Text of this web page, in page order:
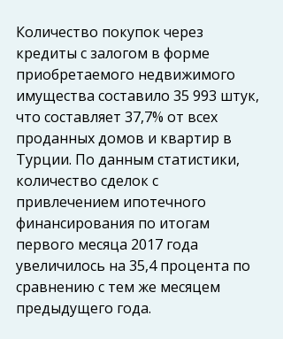
Количество покупок через
кредиты с залогом в форме
приобретаемого недвижимого
имущества составило 35 993 штук,
что составляет 37,7% от всех
проданных домов и квартир в
Турции. По данным статистики,
количество сделок с
привлечением ипотечного
финансирования по итогам
первого месяца 2017 года
увеличилось на 35,4 процента по
сравнению с тем же месяцем
предыдущего года.